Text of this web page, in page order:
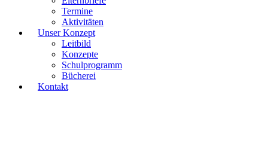
Termine
Aktivitäten
Unser Konzept
Leitbild
Konzepte
Schulprogramm
Bücherei
Kontakt